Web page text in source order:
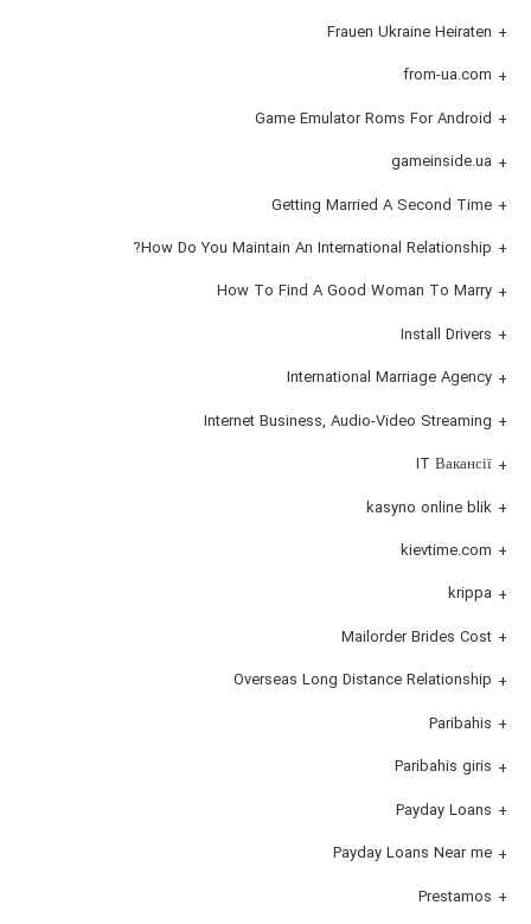
Frauen Ukraine Heiraten
from-ua.com
Game Emulator Roms For Android
gameinside.ua
Getting Married A Second Time
How Do You Maintain An International Relationship?
How To Find A Good Woman To Marry
Install Drivers
International Marriage Agency
Internet Business, Audio-Video Streaming
IT Вакансії
kasyno online blik
kievtime.com
krippa
Mailorder Brides Cost
Overseas Long Distance Relationship
Paribahis
Paribahis giris
Payday Loans
Payday Loans Near me
Prestamos